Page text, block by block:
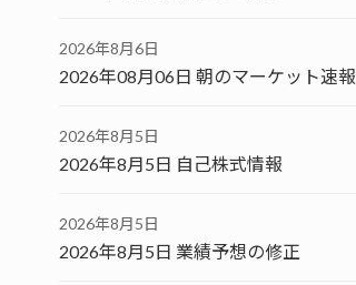
2026年8月6日
2026年08月06日 朝のマーケット速報
2026年8月5日
2026年8月5日 自己株式情報
2026年8月5日
2026年8月5日 業績予想の修正